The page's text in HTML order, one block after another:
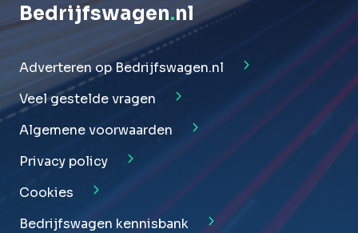
Bedrijfswagen.nl
Adverteren op Bedrijfswagen.nl
Veel gestelde vragen
Algemene voorwaarden
Privacy policy
Cookies
Bedrijfswagen kennisbank